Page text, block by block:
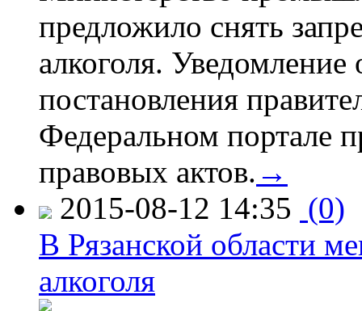
предложило снять
алкоголя. Уведомление
постановления
Федеральном портале
правовых актов. →
2015-08-12 14:35 (0)
В Рязанской области
алкоголя